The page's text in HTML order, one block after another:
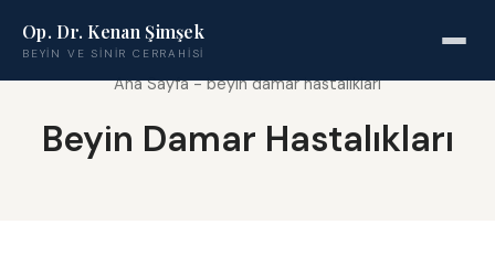
Op. Dr. Kenan Şimşek
BEYIN VE SINIR CERRAHISI
Ana Sayfa-beyin damar hastalıkları
Beyin Damar Hastalıkları